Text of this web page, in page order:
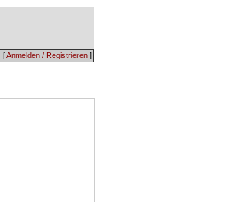
[Anmelden / Registrieren ]